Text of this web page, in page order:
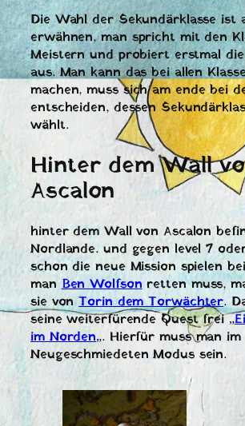
Die Wahl der Sekundärklasse ist
erwähnen, man spricht mit den
Meistern und probiert erstmal
aus. Man kann das bei allen
machen, muss sich am ende bei
entscheiden, dessen
wählt.
Hinter dem Wall
Ascalon
hinter dem Wall von Ascalon
Nordlande. und gegen level 7
schon die neue Mission spielen
manBen Wolfsonretten muss,
sie vonTorin dem Torwächter.
seine weiterfürende Quest frei „
im Norden„. Hierfür muss man im
Neugeschmiedeten Modus sein.